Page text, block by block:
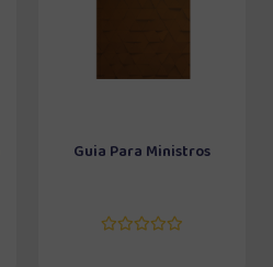
Guia Para Ministros